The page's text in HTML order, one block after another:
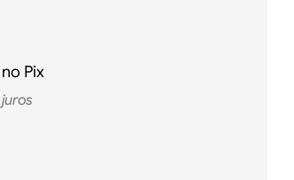
Pix